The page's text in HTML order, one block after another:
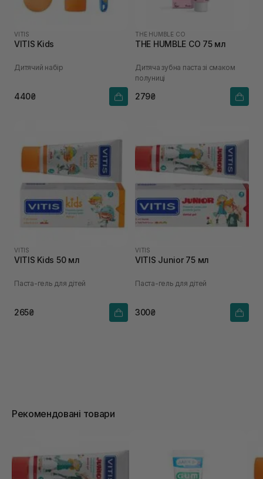
VITIS
VITIS Kids
Дитячий набір
440₴
THE HUMBLE CO
THE HUMBLE CO 75 мл
Дитяча зубна паста зі смаком
полуниці
279₴
VITIS
VITIS Kids 50 мл
Паста-гель для дітей
265₴
VITIS
VITIS Junior 75 мл
Паста-гель для дітей
300₴
Рекомендовані товари